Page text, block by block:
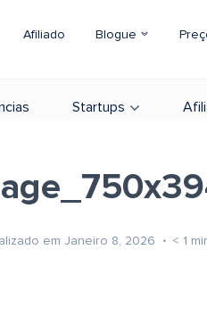
Afiliado Blogue
Startups
em Janeiro 8, 2026 < 1